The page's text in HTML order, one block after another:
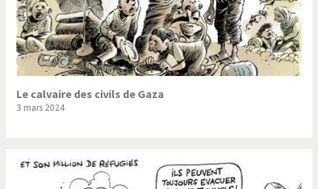
Le calvaire des civils de Gaza
3 mars 2024